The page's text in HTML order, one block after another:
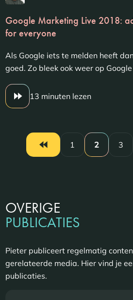
Google Marketing Live 2018:
for everyone
Als Google iets te melden heeft
goed. Zo bleek ook weer op
13 minuten lezen
1 2 3
OVERIGE
PUBLICATIES
Pieter publiceert regelmatig
gerelateerde media. Hier vind je
publicaties.